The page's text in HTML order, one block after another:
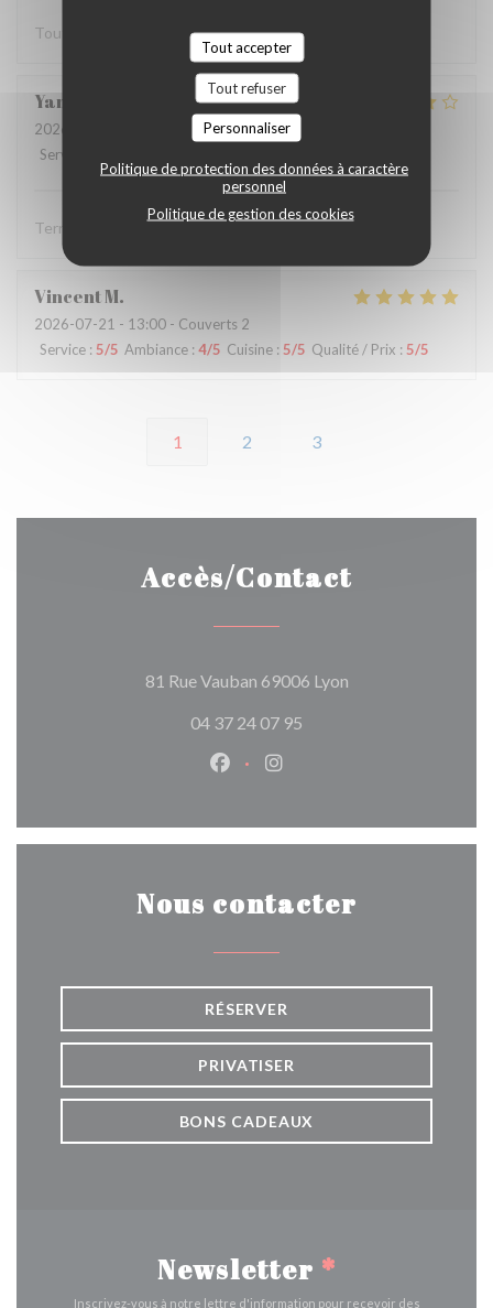
Tout accepter
Tout refuser
Personnaliser
Politique de protection des données à caractère
personnel
Politique de gestion des cookies
Tout est parfait
Yannick
2026-07-19
- 12:15 - Couverts 2
Service
Terrasse agréable, service aimable et efficace
VincentM
2026-07-21 - 13:00 - Couverts 2
Service : 5/5 Ambiance : 4/5 Cuisine : 5/5 Qualité / Prix : 5/5
1 2 3
Accès/Contact
81 Rue Vauban 69006 Lyon((ouvre une
04 37 24 07 95
Facebook ((ouvre une
Instagram ((ouvre une
Nous contacter
RÉSERVER
PRIVATISER
BONS CADEAUX
Newsletter *
Inscrivez-vous à notre lettre d'information pour recevoir des